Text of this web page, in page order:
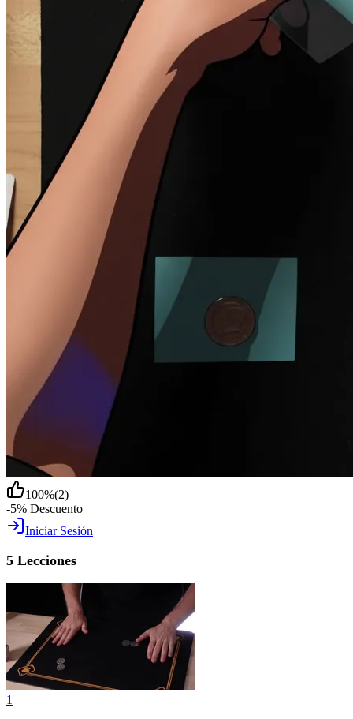
100%(2)
-5% Descuento
Iniciar Sesión
5 Lecciones
1